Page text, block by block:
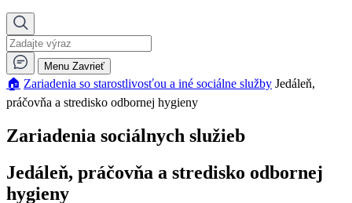
Menu Zavrieť
🏠︎ Zariadenia so starostlivosťou a iné sociálne služby Jedáleň,
práčovňa a stredisko odbornej hygieny
Zariadenia sociálnych služieb
Jedáleň, práčovňa a stredisko odbornej
hygieny